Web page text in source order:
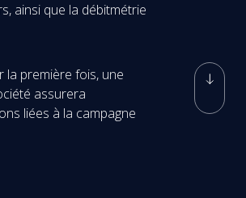
ainsi que la débitmétrie
la première fois, une
assurera
liées à la campagne